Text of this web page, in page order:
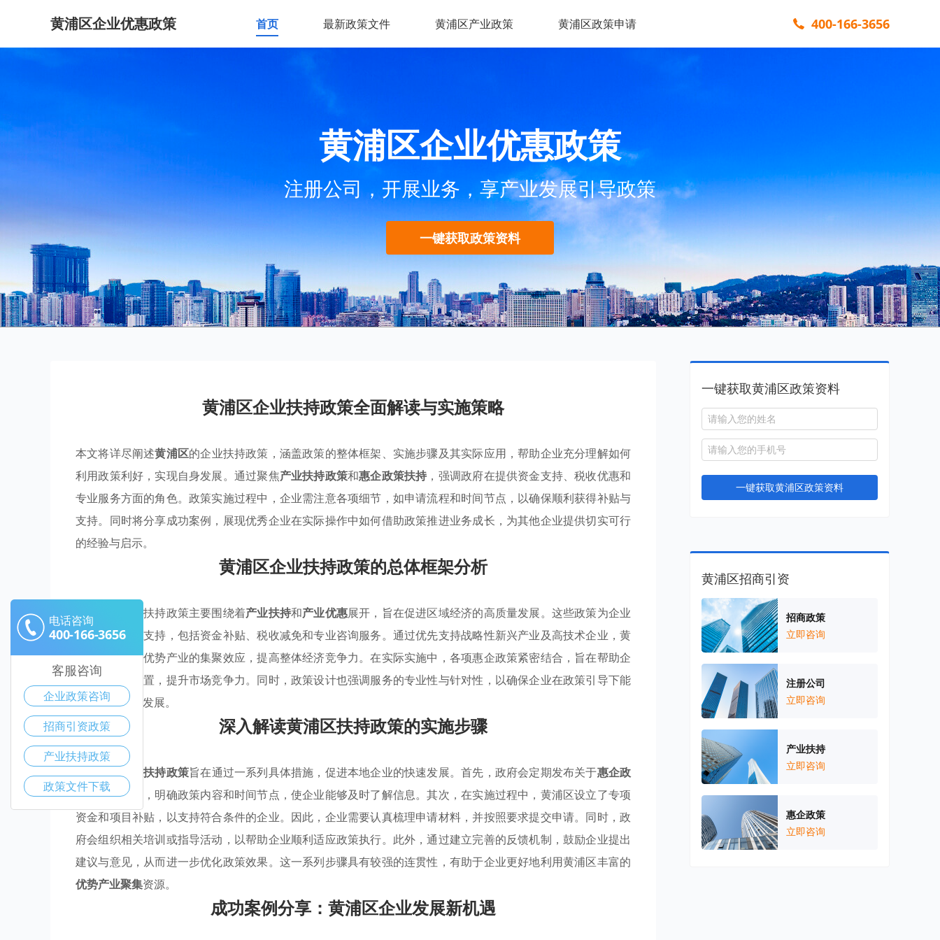
黄浦区企业优惠政策 首页 最新政策文件 黄浦区产业政策 黄浦区政策申请 400-166-3656
黄浦区企业优惠政策
注册公司，开展业务，享产业发展引导政策
一键获取政策资料
黄浦区企业扶持政策全面解读与实施策略
本文将详尽阐述黄浦区的企业扶持政策，涵盖政策的整体框架、实施步骤及其实际应用，帮助企业充分理解如何
利用政策利好，实现自身发展。通过聚焦产业扶持政策和惠企政策扶持 ，强调政府在提供资金支持、税收优惠和
专业服务方面的角色。政策实施过程中，企业需注意各项细节，如申请流程和时间节点，以确保顺利获得补贴与
支持。同时将分享成功案例，展现优秀企业在实际操作中如何借助政策推进业务成长，为其他企业提供切实可行
的经验与启示。
黄浦区企业扶持政策的总体框架分析
黄浦区的企业扶持政策主要围绕着产业扶持和产业优惠展开，旨在促进区域经济的高质量发展。这些政策为企业
提供多方面的支持，包括资金补贴、税收减免和专业咨询服务。通过优先支持战略性新兴产业及高技术企业，黄
浦区希望形成优势产业的集聚效应，提高整体经济竞争力。在实际实施中，各项惠企政策紧密结合，旨在帮助企
业优化资源配置，提升市场竞争力。同时，政策设计也强调服务的专业性与针对性，以确保企业在政策引导下能
够实现可持续发展。
深入解读黄浦区扶持政策的实施步骤
黄浦区的产业扶持政策旨在通过一系列具体措施，促进本地企业的快速发展。首先，政府会定期发布关于惠企政
策扶持的公告，明确政策内容和时间节点，使企业能够及时了解信息。其次，在实施过程中，黄浦区设立了专项
资金和项目补贴，以支持符合条件的企业。因此，企业需要认真梳理申请材料，并按照要求提交申请。同时，政
府会组织相关培训或指导活动，以帮助企业顺利适应政策执行。此外，通过建立完善的反馈机制，鼓励企业提出
建议与意见，从而进一步优化政策效果。这一系列步骤具有较强的连贯性，有助于企业更好地利用黄浦区丰富的
优势产业聚集资源。
成功案例分享：黄浦区企业发展新机遇
一键获取黄浦区政策资料
一键获取黄浦区政策资料
黄浦区招商引资
招商政策
立即咨询
注册公司
立即咨询
产业扶持
立即咨询
惠企政策
立即咨询
电话咨询
400-166-3656
客服咨询
企业政策咨询
招商引资政策
产业扶持政策
政策文件下载